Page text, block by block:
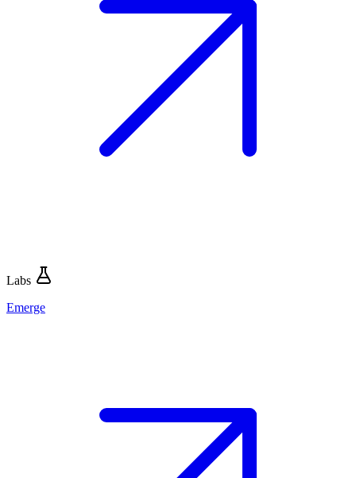
Labs
Emerge